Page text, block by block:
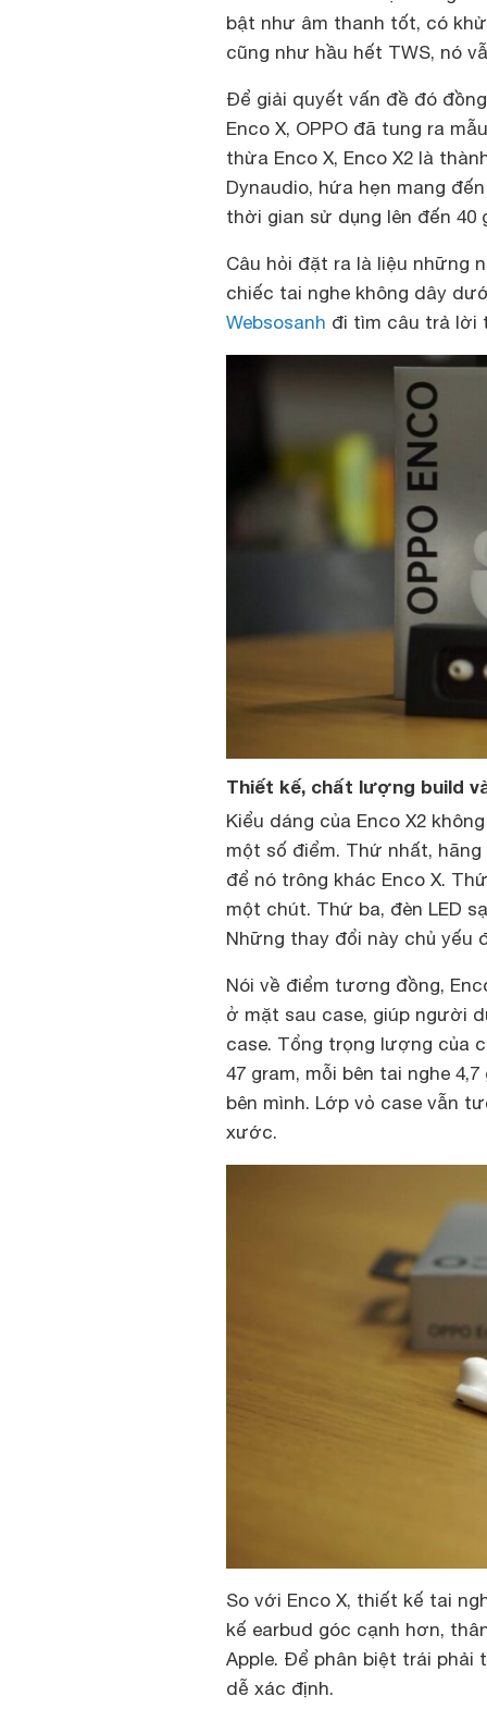
bật như âm thanh tốt, có
cũng như hầu hết TWS, nó
Để giải quyết vấn đề đó
Enco X, OPPO đã tung ra
thừa Enco X, Enco X2 là
Dynaudio, hứa hẹn mang
thời gian sử dụng lên đến
Câu hỏi đặt ra là liệu những
chiếc tai nghe không dây
Websosanh đi tìm câu trả lời
Thiết kế, chất lượng build
Kiểu dáng của Enco X2
một số điểm. Thứ nhất,
để nó trông khác Enco X.
một chút. Thứ ba, đèn LED
Những thay đổi này chủ yếu
Nói về điểm tương đồng,
ở mặt sau case, giúp người
case. Tổng trọng lượng của
47 gram, mỗi bên tai nghe
bên mình. Lớp vỏ case vẫn
xước.
So với Enco X, thiết kế tai
kế earbud góc cạnh hơn,
Apple. Để phân biệt trái phải
dễ xác định.